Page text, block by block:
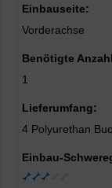
Einbauseite:
Vorderachse
Benötigte
1
Lieferumfang:
4 Polyurethan
Einbau-